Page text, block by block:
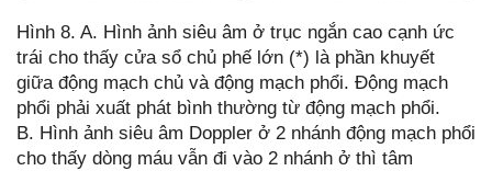
Hình 8. A. Hình ảnh siêu âm ở trục ngắn cao cạnh ức
trái cho thấy cửa sổ chủ phế lớn (*) là phần khuyết
giữa động mạch chủ và động mạch phổi. Động mạch
phổi phải xuất phát bình thường từ động mạch phổi.
B. Hình ảnh siêu âm Doppler ở 2 nhánh động mạch phổi
cho thấy dòng máu vẫn đi vào 2 nhánh ở thì tâm